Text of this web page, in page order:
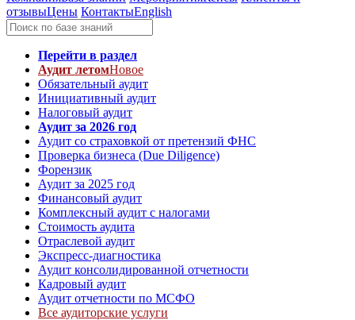
отзывыЦены КонтактыEnglish
Перейти в раздел
Аудит летомНовое
Обязательный аудит
Инициативный аудит
Налоговый аудит
Аудит за 2026 год
Аудит со страховкой от претензий ФНС
Проверка бизнеса (Due Diligence)
Форензик
Аудит за 2025 год
Финансовый аудит
Комплексный аудит с налогами
Стоимость аудита
Отраслевой аудит
Экспресс-диагностика
Аудит консолидированной отчетности
Кадровый аудит
Аудит отчетности по МСФО
Все аудиторские услуги